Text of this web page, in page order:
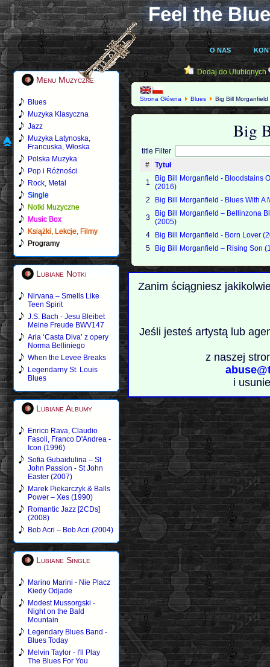
Feel the
O NAS
Menu Muzyczne
Blues
Muzyka Klasyczna
Jazz
Muzyka Latynoska,
Francuska, Włoska
Polska Muzyka
Pop i Różności
Rock, Metal
Single
Notki Muzyczne
Music Box
Książki, Lekcje, Filmy
Programy
Lubiane Notki
Nirvana – Smells Like
Teen Spirit
J.S. Bach - Jesu Bleibet
Meine Freude BWV147
Aria ‘Casta Diva’ z opery
Norma Belliniego
When the Levee Breaks
Legendarny St. Louis
Blues
Lubiane Albumy
Enrico Rava, Claudio
Fasoli, Franco D'Andrea -
Icon (1996)
Sofia Gubaidulina – St
John Passion - St John
Easter (2007)
Marek Piekarczyk & Balls
Power – Xes (1990)
Romantic Jazz [2CDs]
(2008)
Bob Acri – Bob Acri (2004)
Lubiane Single
Marino Marini - Nie Placz
Kiedy Odjade
Modest Mussorgski -
Night on the Bald
Mountain
Legendary Blues Band -
Blues Today
Melvin Taylor - I'll Play
The Blues For You
Dodaj do Ulubionych
Strona Główna Blues Big Bill Morganfield
Big
title Filter
#
Tytuł
1
Big Bill Morganfield - Bloodstains
(2016)
2
Big Bill Morganfield - Blues With A
3
Big Bill Morganfield – Bellinzona
(2005)
4
Big Bill Morganfield - Born Lover
5
Big Bill Morganfield – Rising Son
Zanim ściągniesz
Jeśli jesteś artystą lub
z naszej
i